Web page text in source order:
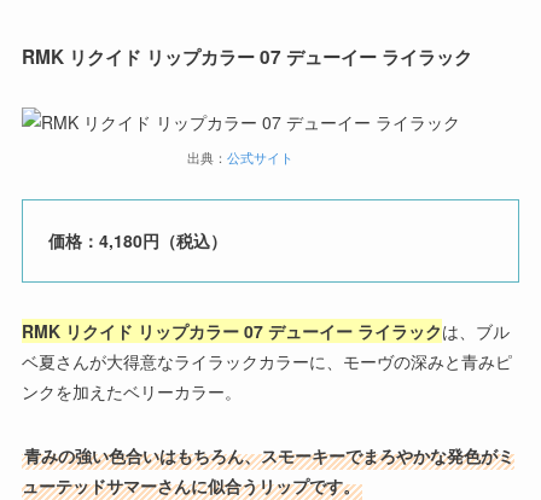
RMK リクイド リップカラー 07 デューイー ライラック
出典：公式サイト
価格：4,180円（税込）
RMK リクイド リップカラー 07 デューイー ライラックは、ブル
ベ夏さんが大得意なライラックカラーに、モーヴの深みと青みピ
ンクを加えたベリーカラー。
青みの強い色合いはもちろん、スモーキーでまろやかな発色がミ
ューテッドサマーさんに似合うリップです。